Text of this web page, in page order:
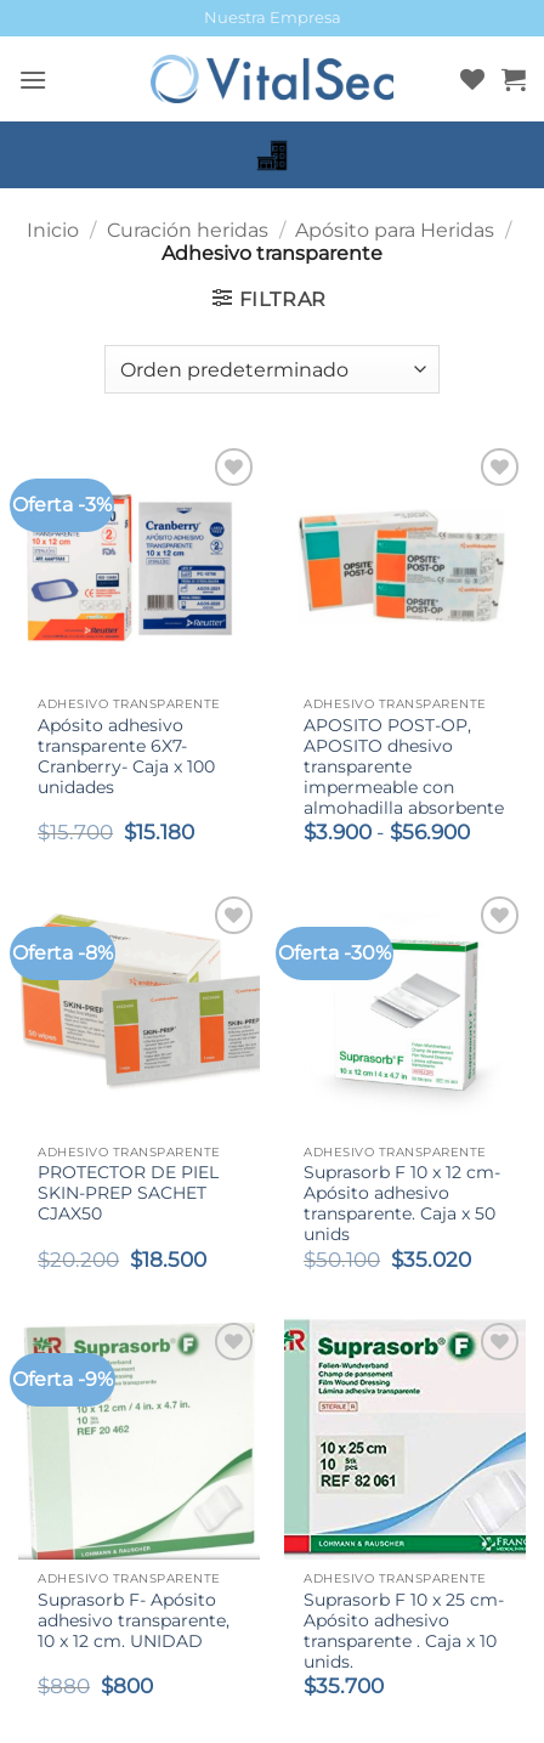
al
contenido
Nuestra Empresa
Inicio / Curación heridas / Apósito para Heridas /
Adhesivo transparente
FILTRAR
Oferta -3%
ADHESIVO TRANSPARENTE
Apósito adhesivo
transparente 6X7-
Cranberry- Caja x 100
unidades
$15.700 El
$15.180El
$15.180.
ADHESIVO TRANSPARENTE
APOSITO POST-OP,
APOSITO dhesivo
transparente
impermeable con
almohadilla absorbente
$3.900 - $56.900Rango
desde
$3.900
hasta
Oferta -8%
ADHESIVO TRANSPARENTE
PROTECTOR DE PIEL
SKIN-PREP SACHET
CJAX50
$20.200 El
era:
$20.200.
$18.500El
es:
$18.500.
Oferta -30%
ADHESIVO TRANSPARENTE
Suprasorb F 10 x 12 cm-
Apósito adhesivo
transparente. Caja x 50
unids
$50.100 El
$50.100.
$35.020El
es:
Oferta -9%
ADHESIVO TRANSPARENTE
Suprasorb F- Apósito
adhesivo transparente,
10 x 12 cm. UNIDAD
$880 El
$800El
ADHESIVO TRANSPARENTE
Suprasorb F 10 x 25 cm-
Apósito adhesivo
transparente . Caja x 10
unids.
$35.700